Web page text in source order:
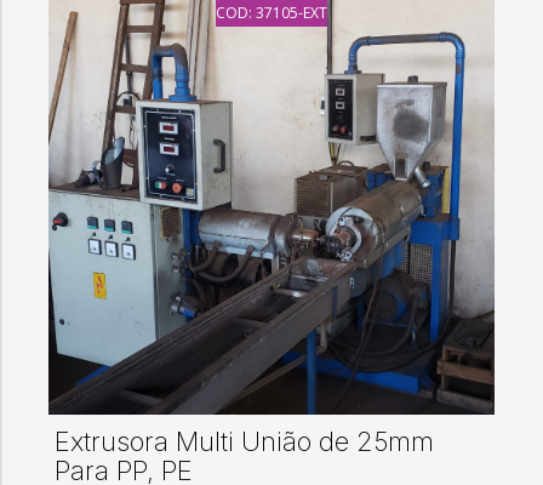
COD: 37105-EXT
Extrusora Multi União de 25mm
Para PP, PE